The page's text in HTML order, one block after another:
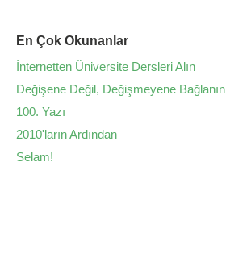
En Çok Okunanlar
İnternetten Üniversite Dersleri Alın
Değişene Değil, Değişmeyene Bağlanın
100. Yazı
2010'ların Ardından
Selam!